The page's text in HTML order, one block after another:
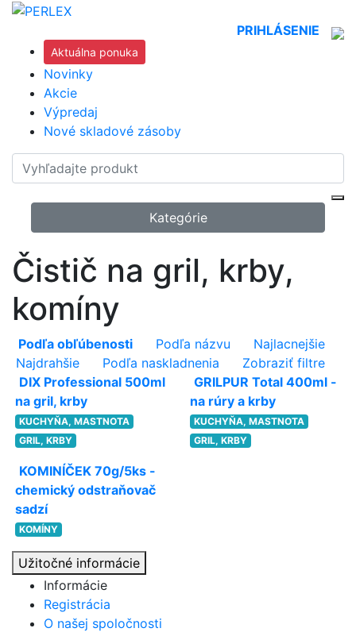
PRIHLÁSENIE
Aktuálna ponuka
Novinky
Akcie
Výpredaj
Nové skladové zásoby
Kategórie
Čistič na gril, krby,
komíny
Podľa obľúbenosti Podľa názvu
Najlacnejšie
Najdrahšie
Podľa naskladnenia
Zobraziť filtre
DIX Professional 500ml
na gril, krby
KUCHYŇA, MASTNOTA
GRIL, KRBY
GRILPUR Total 400ml -
na rúry a krby
KUCHYŇA, MASTNOTA
GRIL, KRBY
KOMINÍČEK 70g/5ks -
chemický odstraňovač
sadzí
KOMÍNY
Užitočné informácie
Informácie
Registrácia
O našej spoločnosti